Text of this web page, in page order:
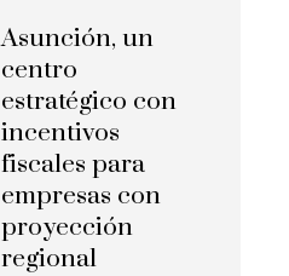
Asunción, un
centro
estratégico con
incentivos
fiscales para
empresas con
proyección
regional